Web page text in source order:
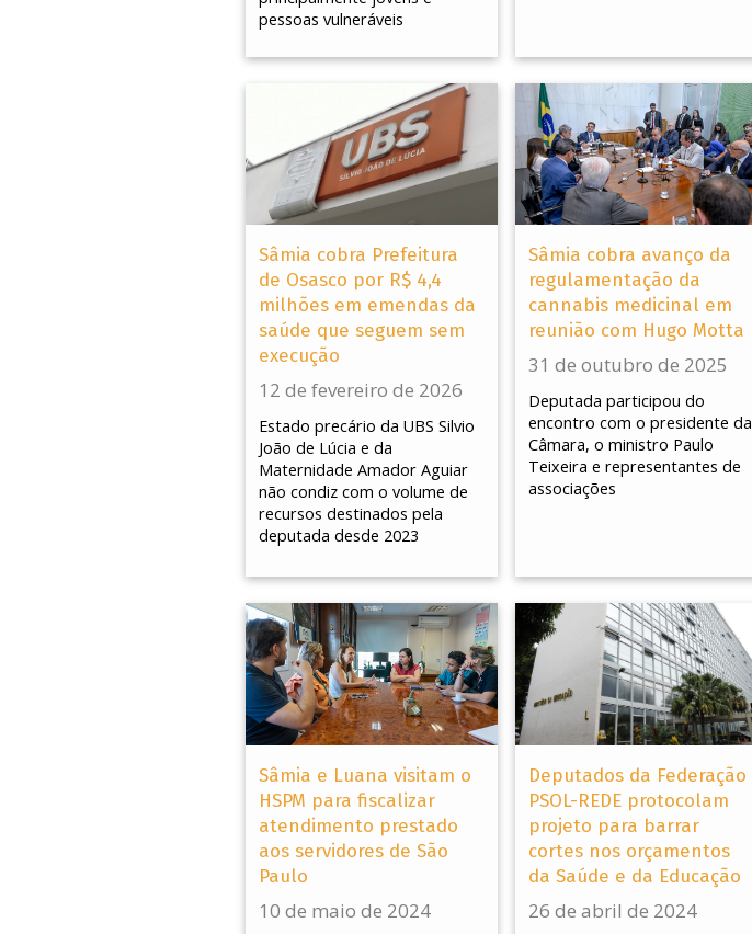
pessoas vulneráveis
Sâmia cobra Prefeitura
de Osasco por R$ 4,4
milhões em emendas da
saúde que seguem sem
execução
12 de fevereiro de 2026
Estado precário da UBS Silvio
João de Lúcia e da
Maternidade Amador Aguiar
não condiz com o volume de
recursos destinados pela
deputada desde 2023
Sâmia cobra avanço da
regulamentação da
cannabis medicinal em
reunião com Hugo Motta
31 de outubro de 2025
Deputada participou do
encontro com o presidente da
Câmara, o ministro Paulo
Teixeira e representantes de
associações
Sâmia e Luana visitam o
HSPM para fiscalizar
atendimento prestado
aos servidores de São
Paulo
10 de maio de 2024
Deputados da Federação
PSOL-REDE protocolam
projeto para barrar
cortes nos orçamentos
da Saúde e da Educação
26 de abril de 2024